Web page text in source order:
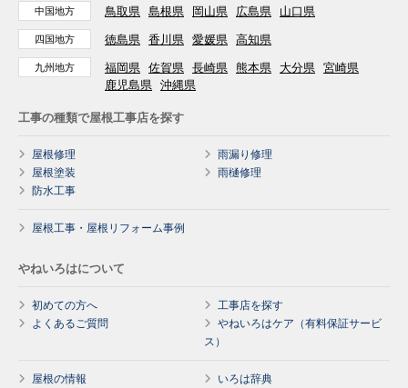
中国地方 鳥取県 島根県 岡山県 広島県 山口県
四国地方 徳島県 香川県 愛媛県 高知県
九州地方 福岡県 佐賀県 長崎県 熊本県 大分県 宮崎県
鹿児島県 沖縄県
工事の種類で屋根工事店を探す
屋根修理
雨漏り修理
屋根塗装
雨樋修理
防水工事
屋根工事・屋根リフォーム事例
やねいろはについて
初めての方へ
工事店を探す
よくあるご質問
やねいろはケア（有料保証サービ
ス）
屋根の情報
いろは辞典